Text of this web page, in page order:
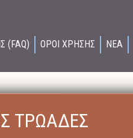
(FAQ) ΟΡΟΙ ΧΡΗΣΗΣ ΝΕΑ
ΤΡΩΑΔΕΣ